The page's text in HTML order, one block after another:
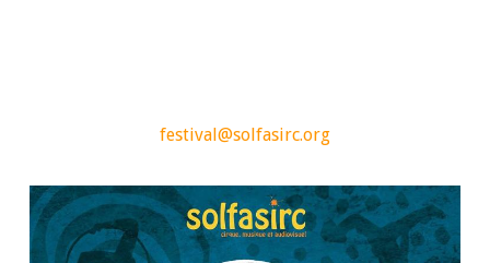
festival@solfasirc.org